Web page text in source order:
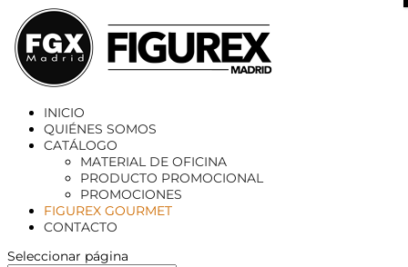
INICIO
QUIÉNES SOMOS
CATÁLOGO
MATERIAL DE OFICINA
PRODUCTO PROMOCIONAL
PROMOCIONES
FIGUREX GOURMET
CONTACTO
Seleccionar página